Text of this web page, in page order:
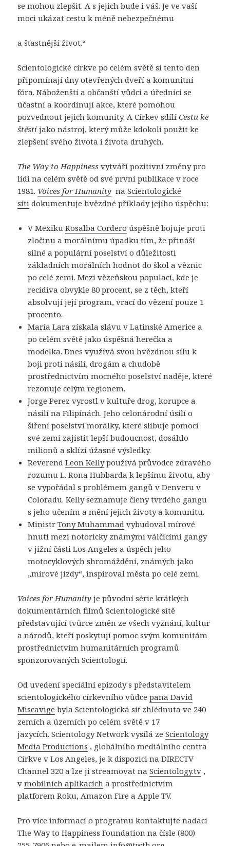
se mohou zlepšit. A s jejich bude i váš. Je ve vaší
moci ukázat cestu k méně nebezpečnému
a šťastnější život.“
Scientologické církve po celém světě si tento den
připomínají dny otevřených dveří a komunitní
fóra. Náboženští a občanští vůdci a úředníci se
účastní a koordinují akce, které pomohou
pozvednout jejich komunity. A Církev sdílíCestu ke
štěstíjako nástroj, který může kdokoli použít ke
zlepšení svého života i života druhých.
The Way to Happiness vytváří pozitivní změny pro
lidi na celém světě od své první publikace v roce
1981. Voices for Humanity naScientologické
síti dokumentuje hvězdné příklady jejího úspěchu:
V MexikuRosalba Cordero úspěšně bojuje proti
zločinu a morálnímu úpadku tím, že přináší
silné a populární poselství o důležitosti
základních morálních hodnot do škol a věznic
po celé zemi. Mezi vězeňskou populací, kde je
recidiva obvykle 80 procent, se z těch, kteří
absolvují její program, vrací do vězení pouze 1
procento.
María Lara získala slávu v Latinské Americe a
po celém světě jako úspěšná herečka a
modelka. Dnes využívá svou hvězdnou sílu k
boji proti násilí, drogám a chudobě
prostřednictvím mocného poselství naděje, které
rezonuje celým regionem.
Jorge Perez vyrostl v kultuře drog, korupce a
násilí na Filipínách. Jeho celonárodní úsilí o
šíření poselství morálky, které slibuje pomoci
své zemi zajistit lepší budoucnost, dosáhlo
milionů a sklízí úžasné výsledky.
ReverendLeon Kellypoužívá průvodce zdravého
rozumu L. Rona Hubbarda k lepšímu životu, aby
se vypořádal s problémem gangů v Denveru v
Coloradu. Kelly seznamuje členy tvrdého gangu
s jeho učením a mění jejich životy a komunitu.
MinistrTony Muhammad vybudoval mírové
hnutí mezi notoricky známými válčícími gangy
v jižní části Los Angeles a úspěch jeho
motocyklových shromáždění, známých jako
„mírové jízdy“, inspiroval města po celé zemi.
Voices for Humanity je původní série krátkých
dokumentárních filmů Scientologické sítě
představující tvůrce změn ze všech vyznání, kultur
a národů, kteří poskytují pomoc svým komunitám
prostřednictvím humanitárních programů
sponzorovaných Scientologií.
Od uvedení speciální epizody s představitelem
scientologického církevního vůdcepana David
Miscavige byla Scientologická síť zhlédnuta ve 240
zemích a územích po celém světě v 17
jazycích. Scientology Network vysílá zeScientology
Media Productions , globálního mediálního centra
Církve v Los Angeles, je k dispozici na DIRECTV
Channel 320 a lze ji streamovat naScientology.tv ,
vmobilních aplikacích a prostřednictvím
platforem Roku, Amazon Fire a Apple TV.
Pro více informací o programu kontaktujte nadaci
The Way to Happiness Foundation na čísle (800)